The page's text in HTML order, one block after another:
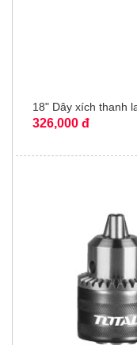
18" Dây xích thanh
326,000 đ